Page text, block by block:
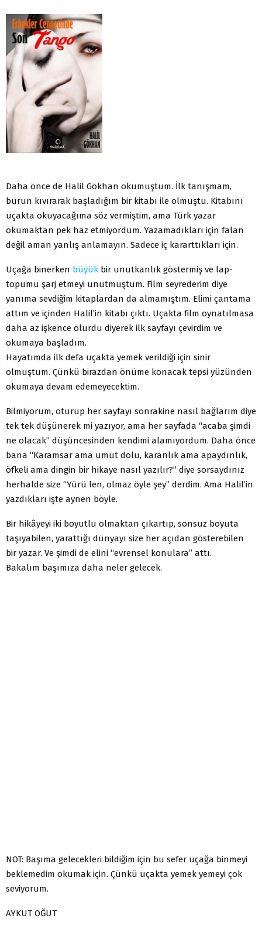
Daha önce de Halil Gökhan okumuştum. İlk tanışmam,
burun kıvırarak başladığım bir kitabı ile olmuştu. Kitabını
uçakta okuyacağıma söz vermiştim, ama Türk yazar
okumaktan pek haz etmiyordum. Yazamadıkları için falan
değil aman yanlış anlamayın. Sadece iç kararttıkları için.
Uçağa binerken büyük bir unutkanlık göstermiş ve lap-
topumu şarj etmeyi unutmuştum. Film seyrederim diye
yanıma sevdiğim kitaplardan da almamıştım. Elimi çantama
attım ve içinden Halil’in kitabı çıktı. Uçakta film oynatılmasa
daha az işkence olurdu diyerek ilk sayfayı çevirdim ve
okumaya başladım.
Hayatımda ilk defa uçakta yemek verildiği için sinir
olmuştum. Çünkü birazdan önüme konacak tepsi yüzünden
okumaya devam edemeyecektim.
Bilmiyorum, oturup her sayfayı sonrakine nasıl bağlarım diye
tek tek düşünerek mi yazıyor, ama her sayfada “acaba şimdi
ne olacak” düşüncesinden kendimi alamıyordum. Daha önce
bana “Karamsar ama umut dolu, karanlık ama apaydınlık,
öfkeli ama dingin bir hikaye nasıl yazılır?” diye sorsaydınız
herhalde size “Yürü len, olmaz öyle şey” derdim. Ama Halil’in
yazdıkları işte aynen böyle.
Bir hikâyeyi iki boyutlu olmaktan çıkartıp, sonsuz boyuta
taşıyabilen, yarattığı dünyayı size her açıdan gösterebilen
bir yazar. Ve şimdi de elini “evrensel konulara” attı.
Bakalım başımıza daha neler gelecek.
NOT: Başıma gelecekleri bildiğim için bu sefer uçağa binmeyi
beklemedim okumak için. Çünkü uçakta yemek yemeyi çok
seviyorum.
AYKUT OĞUT